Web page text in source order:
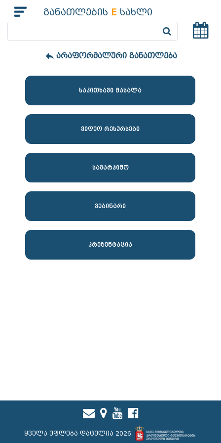
განათლების E სახლი
არაფორმალური განათლება
საკითხავი მასალა
ვიდეო რესურსები
სავარჯიშო
ვებინარი
პრეზენტაცია
ყველა უფლება დაცულია 2026